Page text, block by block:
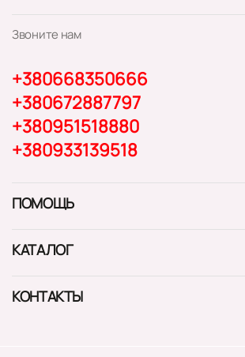
Звоните нам
+380668350666
+380672887797
+380951518880
+380933139518
ПОМОЩЬ
КАТАЛОГ
КОНТАКТЫ